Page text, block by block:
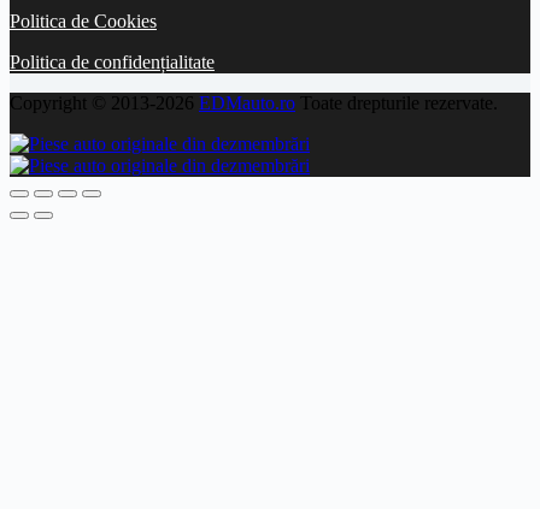
Politica de Cookies
Politica de confidențialitate
Copyright © 2013-2026 EDMauto.ro Toate drepturile rezervate.